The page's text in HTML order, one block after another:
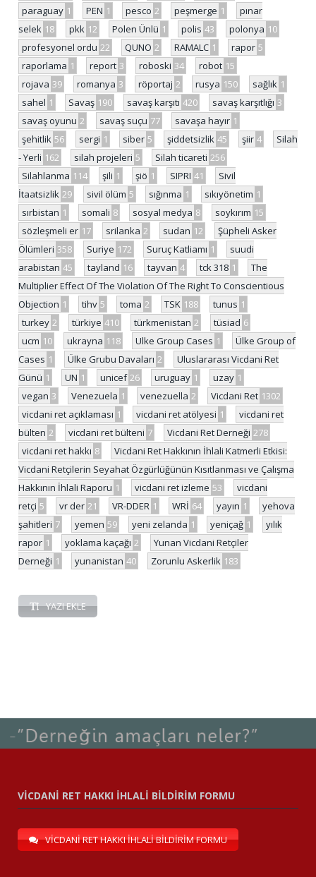
paraguay 1 PEN 1 pesco 2 peşmerge 1
pınar
selek 18 pkk 12 Polen Ünlü 1 polis 43 polonya 10
profesyonel ordu 22 QUNO 2 RAMALC 1 rapor 5
raporlama 1 report 3 roboski 34 robot 15
rojava 39 romanya 3 röportaj 2 rusya 150 sağlık 1
sahel 1 Savaş 190 savaş karşıtı 420 savaş karşıtlığı 3
savaş oyunu 2 savaş suçu 77 savaşa hayır 1
şehitlik 56 sergi 1 siber 5 şiddetsizlik 45 şiir 4
Silah
- Yerli 162 silah projeleri 5 Silah ticareti 256
Silahlanma 114 şili 1 şiö 1 SIPRI 41
Sivil
İtaatsizlik 29 sivil ölüm 5 sığınma 1 sıkıyönetim 1
sırbistan 1 somali 8 sosyal medya 8 soykırım 15
sözleşmeli er 17 srilanka 2 sudan 12
Şüpheli Asker
Ölümleri 358 Suriye 172 Suruç Katliamı 1
suudi
arabistan 45 tayland 16 tayvan 4 tck 318 1
The
Multiplier Effect Of The Violation Of The Right To Conscientious
Objection 1 tihv 5 toma 2 TSK 188 tunus 1
turkey 2 türkiye 410 türkmenistan 2 tüsiad 6
ucm 10 ukrayna 118 Ulke Group Cases 1
Ülke Group of
Cases 1 Ülke Grubu Davaları 2
Uluslararası Vicdani Ret
Günü 1 UN 1 unicef 26 uruguay 1 uzay 1
vegan 3 Venezuela 1 venezuella 2 Vicdani Ret 1302
vicdani ret açıklaması 1 vicdani ret atölyesi 1
vicdani ret
bülten 2 vicdani ret bülteni 7 Vicdani Ret Derneği 278
vicdani ret hakkı 8
Vicdani Ret Hakkının İhlali Katmerli Etkisi:
Vicdani Retçilerin Seyahat Özgürlüğünün Kısıtlanması ve Çalışma
Hakkının İhlali Raporu 1 vicdani ret izleme 53
vicdani
retçi 5 vr der 21 VR-DDER 1 WRİ 64 yayın 1
yehova
şahitleri 7 yemen 59 yeni zelanda 1 yeniçağ 1
yılık
rapor 1 yoklama kaçağı 2
Yunan Vicdani Retçiler
Derneği 1 yunanistan 40 Zorunlu Askerlik 183
YAZI EKLE
VİCDANİ RET HAKKI İHLALİ BİLDİRİM FORMU
VİCDANİ RET HAKKI İHLALİ BİLDİRİM FORMU